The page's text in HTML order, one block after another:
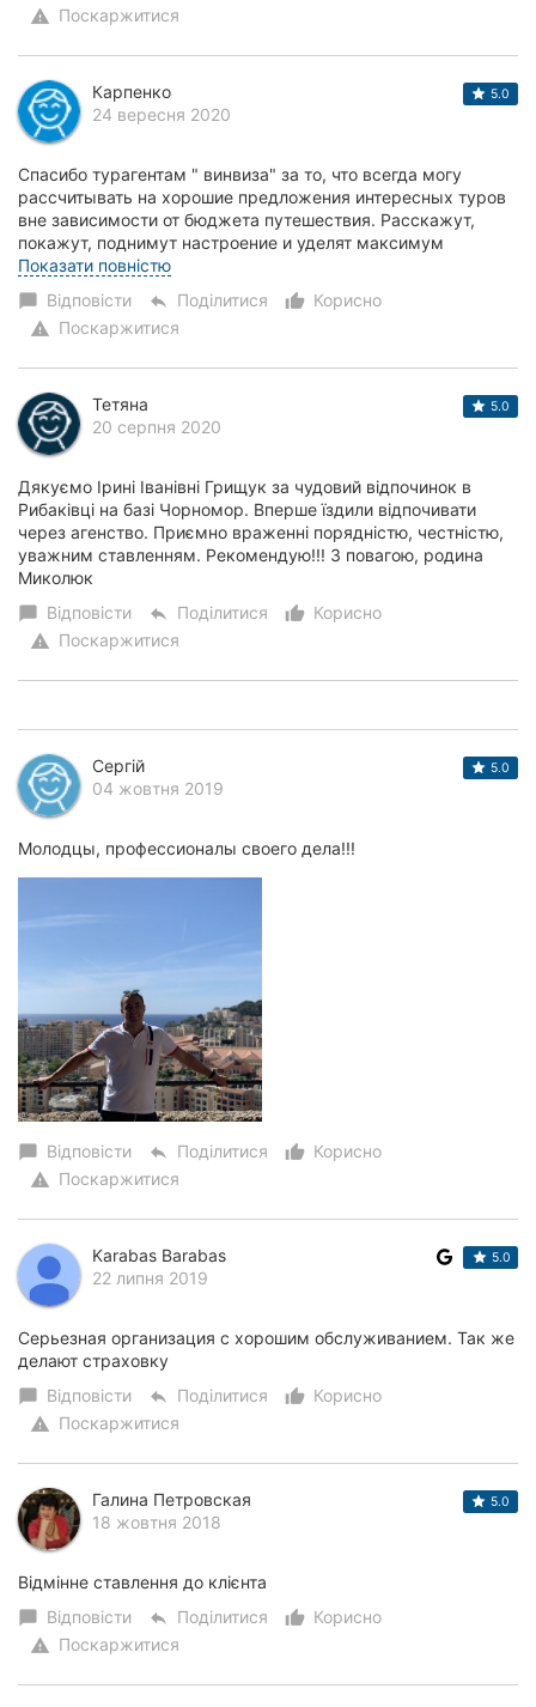
warning Поскаржитися
Карпенко
24 вересня 2020
5.0
Спасибо турагентам " винвиза" за то, что всегда могу
рассчитывать на хорошие предложения интересных туров
вне зависимости от бюджета путешествия. Расскажут,
покажут, поднимут настроение и уделят максимум
внимания. ВинВиза- вы - профессиональная коман...
Показати повністю
chat_bubble Відповісти reply Поділитися thumb_up_alt
Корисно
warning Поскаржитися
Тетяна
20 серпня 2020
5.0
Дякуємо Ірині Іванівні Грищук за чудовий відпочинок в
Рибаківці на базі Чорномор. Вперше їздили відпочивати
через агенство. Приємно враженні порядністю, честністю,
уважним ставленням. Рекомендую!!! З повагою, родина
Миколюк
chat_bubble Відповісти reply Поділитися thumb_up_alt
Корисно
warning Поскаржитися
Сергій
04 жовтня 2019
5.0
Молодцы, профессионалы своего дела!!!
chat_bubble Відповісти reply Поділитися thumb_up_alt
Корисно
warning Поскаржитися
Karabas Barabas
22 липня 2019
5.0
Серьезная организация с хорошим обслуживанием. Так же
делают страховку
chat_bubble Відповісти reply Поділитися thumb_up_alt
Корисно
warning Поскаржитися
Галина Петровская
18 жовтня 2018
5.0
Відмінне ставлення до клієнта
chat_bubble Відповісти reply Поділитися thumb_up_alt
Корисно
warning Поскаржитися